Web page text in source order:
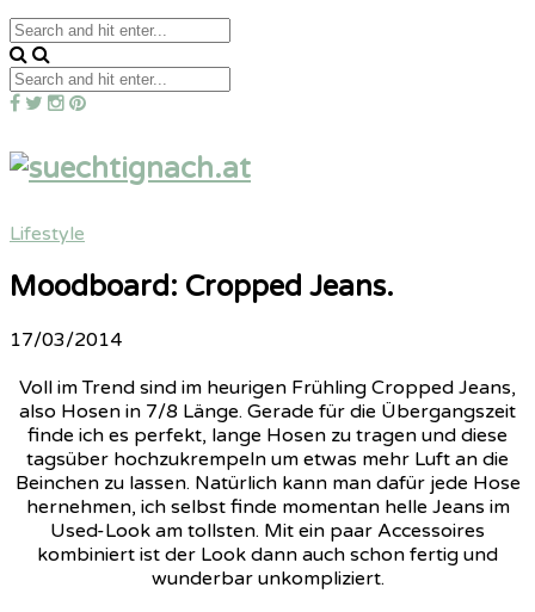
Lifestyle
Moodboard: Cropped Jeans.
17/03/2014
Voll im Trend sind im heurigen Frühling Cropped Jeans,
also Hosen in 7/8 Länge. Gerade für die Übergangszeit
finde ich es perfekt, lange Hosen zu tragen und diese
tagsüber hochzukrempeln um etwas mehr Luft an die
Beinchen zu lassen. Natürlich kann man dafür jede Hose
hernehmen, ich selbst finde momentan helle Jeans im
Used-Look am tollsten. Mit ein paar Accessoires
kombiniert ist der Look dann auch schon fertig und
wunderbar unkompliziert.